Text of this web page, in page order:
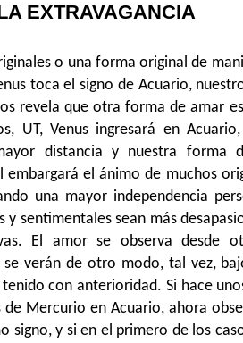
EXTRAVAGANCIA
o una forma original de
toca el signo de Acuario,
revela que otra forma de amar
UT, Venus ingresará en
distancia y nuestra forma
embargará el ánimo de muchos
una mayor independencia
y sentimentales sean más
El amor se observa desde
se verán de otro modo, tal vez,
tenido con anterioridad. Si hace
de Mercurio en Acuario, ahora
signo, y si en el primero de los